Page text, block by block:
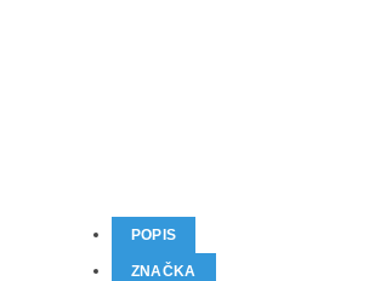
POPIS
ZNAČKA